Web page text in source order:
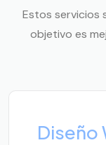
Estos servicios
objetivo es
Diseño